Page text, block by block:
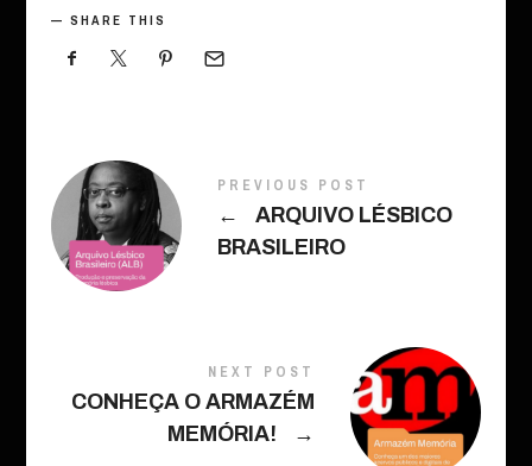
SHARE THIS
PREVIOUS POST
←
ARQUIVO LÉSBICO
BRASILEIRO
NEXT POST
CONHEÇA O ARMAZÉM
MEMÓRIA!
→